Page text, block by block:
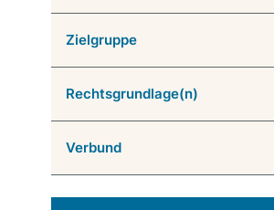
Zielgruppe
Rechtsgrundlage(n)
Verbund